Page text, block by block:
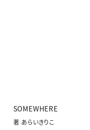
SOMEWHERE
著 あらいきりこ